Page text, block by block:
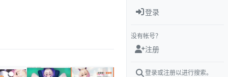
登录
没有帐号？
注册
登录或注册以进行搜索。